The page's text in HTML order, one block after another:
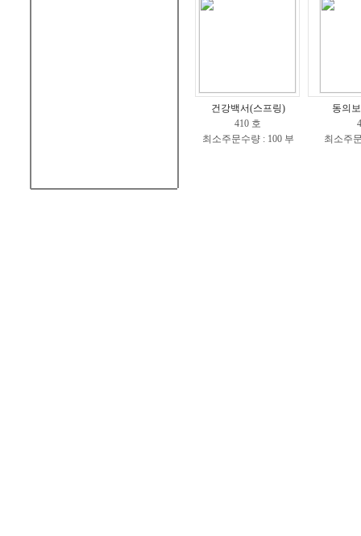
건강백서(스프링)
410 호
최소주문수량 : 100 부
동의
최소주